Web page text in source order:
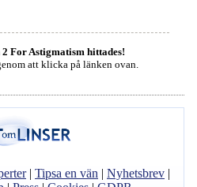
For Astigmatism hittades!
att klicka på länken ovan.
|Tipsa en vän |Nyhetsbrev |